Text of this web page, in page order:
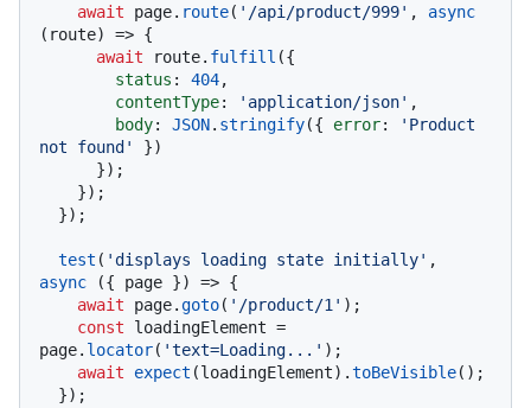
await page. route( '/api/product/999' , async
(route) => {
await route. fulfill ({
status : 404,
contentType: 'application/json' ,
body: JSON. stringify({ error:
'Product
not found'
})
test ( 'displays loading state initially'
async ({ page }) => {
await page.goto( '/product/1' );
const loadingElement =
page. locator( 'text=Loading...' );
await
expect (loadingElement).toBeVisible();